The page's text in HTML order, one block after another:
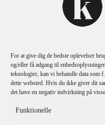
For at give dig de bedste oplevelser
og/eller få adgang til
teknologier, kan vi behandle data
dette websted. Hvis du ikke giver dit
det have en negativ indvirkning på
Funktionelle